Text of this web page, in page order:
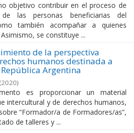
objetivo contribuir en el proceso de
de las personas beneficiarias del
también acompañar a quienes
se constituye ...
de la perspectiva
humanos destinada a
Argentina
(2020)
es proporcionar un material
intercultural y de derechos humanos,
“Formador/a de Formadores/as”,
de talleres y ...